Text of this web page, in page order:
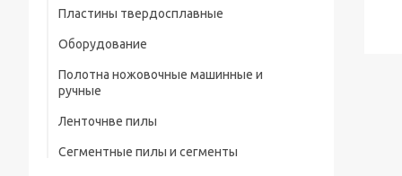
предохранительного конуса (тип А)
Сверла центровочные Р6М5 с
предохранительным конусом (тип В)
радиусные (тип R)
ШЦЦ-III ГОСТ 166-89
Пластины твердосплавные
Оборудование
Полотна ножовочные машинные и
ручные
Ленточнве пилы
Сегментные пилы и сегменты